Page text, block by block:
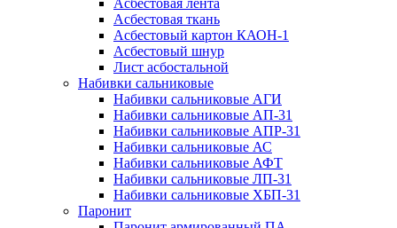
Асбестовая лента
Асбестовая ткань
Асбестовый картон КАОН-1
Асбестовый шнур
Лист асбостальной
Набивки сальниковые
Набивки сальниковые АГИ
Набивки сальниковые АП-31
Набивки сальниковые АПР-31
Набивки сальниковые АС
Набивки сальниковые АФТ
Набивки сальниковые ЛП-31
Набивки сальниковые ХБП-31
Паронит